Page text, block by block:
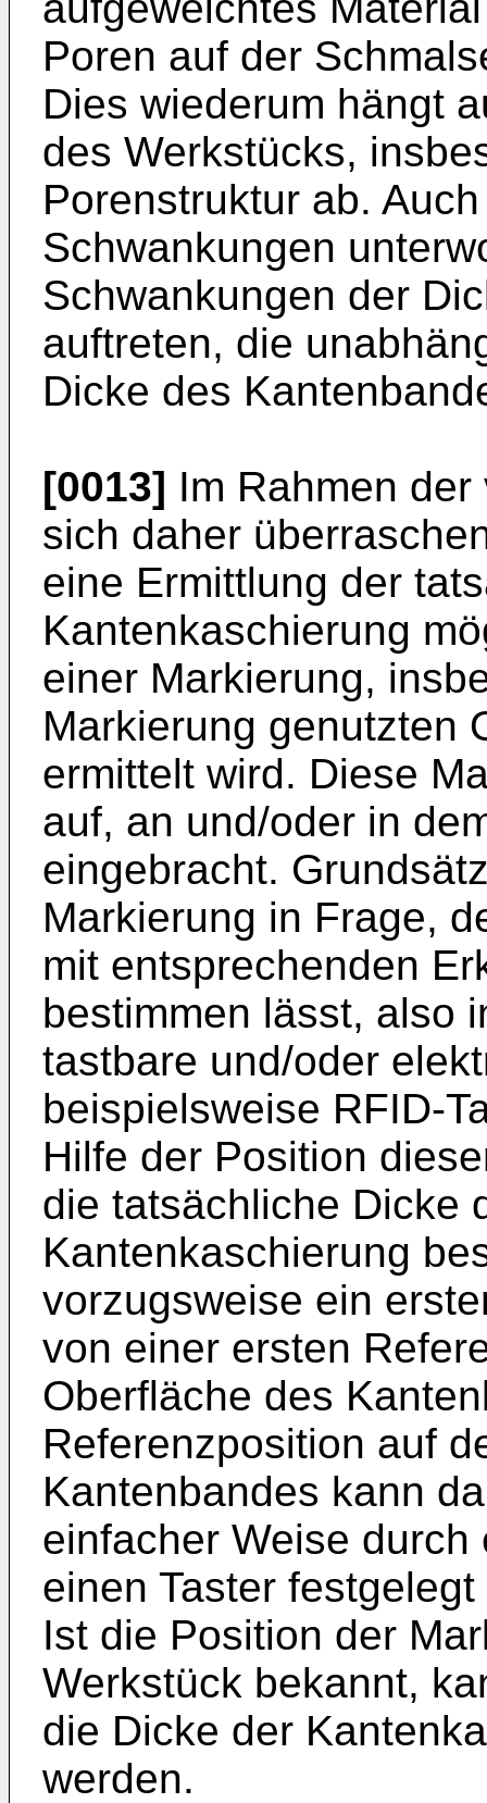
Poren auf der
Dies wiederum hängt
des Werkstücks,
Porenstruktur ab.
Schwankungen
Schwankungen der
auftreten, die
Dicke des
[0013] Im Rahmen
sich daher
eine Ermittlung der
Kantenkaschierung
einer Markierung,
Markierung genutzten
ermittelt wird. Diese
auf, an und/oder in
eingebracht.
Markierung in Frage,
mit entsprechenden
bestimmen lässt, also
tastbare und/oder
beispielsweise RFID-
Hilfe der Position
die tatsächliche Dicke
Kantenkaschierung
vorzugsweise ein
von einer ersten
Oberfläche des
Referenzposition auf
Kantenbandes kann
einfacher Weise
einen Taster
Ist die Position der
Werkstück bekannt,
die Dicke der
werden.